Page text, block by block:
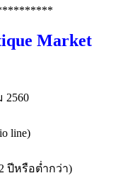
Market
2560
line)
ปีหรือต่ำกว่า)